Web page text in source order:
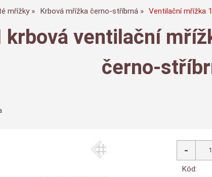
mřížky Krbová mřížka černo-stříbrná Ventilační mřížka
krbová ventilační
černo-
Kód: